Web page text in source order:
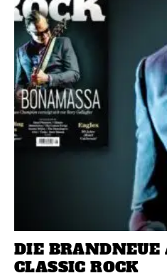
DIE BRANDNEUE
CLASSIC ROCK